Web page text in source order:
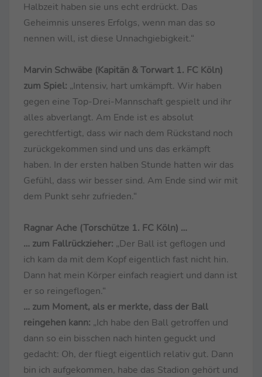
Halbzeit haben sie uns echt erdrückt. Das
Geheimnis unseres Erfolgs, wenn man das so
nennen will, ist diese Unnachgiebigkeit.“
Marvin Schwäbe (Kapitän & Torwart 1. FC Köln)
zum Spiel: „Intensiv, hart umkämpft. Wir haben
gegen eine Top-Drei-Mannschaft gespielt und ihr
alles abverlangt. Am Ende ist es absolut
gerechtfertigt, dass wir nach dem Rückstand noch
zurückgekommen sind und uns das erkämpft
haben. In der ersten halben Stunde hatten wir das
Gefühl, dass wir besser sind. Am Ende sind wir mit
dem Punkt sehr zufrieden.“
Ragnar Ache (Torschütze 1. FC Köln) …
… zum Fallrückzieher: „Der Ball ist geflogen und
ich kam da mit dem Kopf eigentlich fast nicht hin.
Dann hat mein Körper einfach reagiert und dann ist
er so reingeflogen.“
… zum Moment, als er merkte, dass der Ball
reingehen kann: „Ich habe den Ball getroffen und
dann so ein bisschen nach hinten geguckt und
gedacht: Oh, der fliegt eigentlich relativ gut. Dann
bin ich aufgekommen, habe das Stadion gehört und